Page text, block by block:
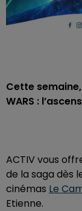
Cette
WARS :
ACTIV vous
de la saga dès
cinémas Le
Etienne.